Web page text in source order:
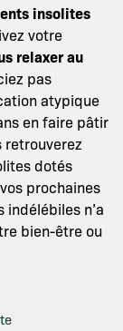
insolites
votre
relaxer au
pas
atypique
en faire pâtir
retrouverez
dotés
prochaines
n’a
bien-être ou